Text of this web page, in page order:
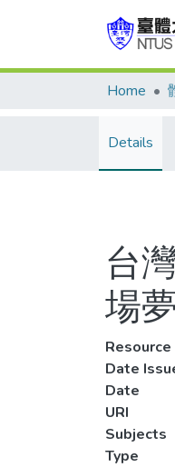
Home
Details
台
場
Resource
Date
Date
URI
Subjects
Type